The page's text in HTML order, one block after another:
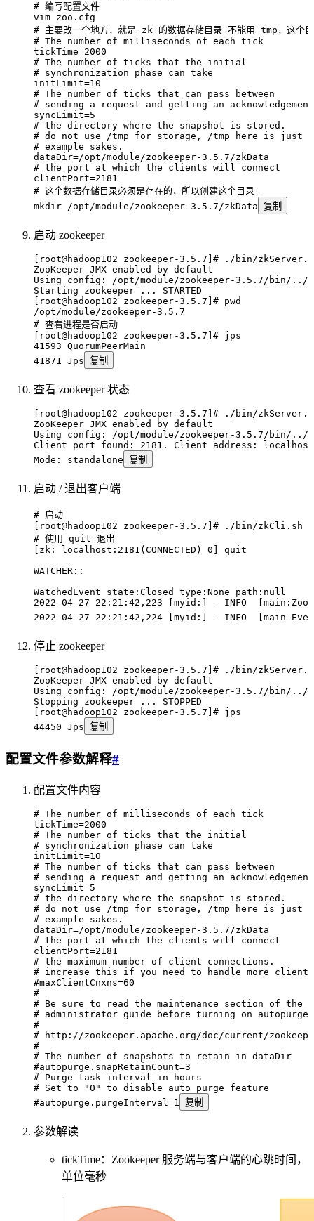
# 编写配置文件
vim zoo.cfg
# 主要改一个地方，就是 zk 的数据存储目录 不能用 tmp，这个目
# The number of milliseconds of each tick
tickTime=2000
# The number of ticks that the initial
# synchronization phase can take
initLimit=10
# The number of ticks that can pass between
# sending a request and getting an acknowledgement
syncLimit=5
# the directory where the snapshot is stored.
# do not use /tmp for storage, /tmp here is just
# example sakes.
dataDir=/opt/module/zookeeper-3.5.7/zkData
# the port at which the clients will connect
clientPort=2181
# 这个数据存储目录必须是存在的，所以创建这个目录
mkdir /opt/module/zookeeper-3.5.7/zkData 复制
启动 zookeeper
[root@hadoop102 zookeeper-3.5.7]# ./bin/
ZooKeeper JMX enabled by default
Using config:
/opt/module/zookeeper-3.5.7/bin/../
Starting zookeeper ...
STARTED
[root@hadoop102 zookeeper-3.5.7]# pwd
/opt/module/zookeeper-3.5.7
# 查看进程是否启动
[root@hadoop102 zookeeper-3.5.7]# jps
41593 QuorumPeerMain
41871 Jps 复制
查看 zookeeper 状态
[root@hadoop102 zookeeper-3.5.7]# ./bin/
ZooKeeper JMX enabled by default
Using config:
/opt/module/zookeeper-3.5.7/bin/../
Client port found: 2181. Client address:
Mode:
standalone 复制
启动 / 退出客户端
# 启动
[root@hadoop102 zookeeper-3.5.7]# ./bin/zkCli.sh
# 使用 quit 退出
[zk: localhost:2181( CONNECTED ) 0] quit
WATCHER::
WatchedEvent state:Closed type:None path:null
2022-04-27 22:21:42,223 [myid:] - INFO
2022-04-27 22:21:42,224 [myid:] - INFO  [main-
停止 zookeeper
[root@hadoop102 zookeeper-3.5.7]# ./bin/
ZooKeeper JMX enabled by default
Using config:
/opt/module/zookeeper-3.5.7/bin/../
Stopping zookeeper ...
STOPPED
[root@hadoop102 zookeeper-3.5.7]# jps
44450 Jps 复制
配置文件参数解释#
配置文件内容
# The number of milliseconds of each tick
tickTime=2000
# The number of ticks that the initial
# synchronization phase can take
initLimit=10
# The number of ticks that can pass between
# sending a request and getting an acknowledgement
syncLimit=5
# the directory where the snapshot is stored.
# do not use /tmp for storage, /tmp here is just
# example sakes.
dataDir=/opt/module/zookeeper-3.5.7/zkData
# the port at which the clients will connect
clientPort=2181
# the maximum number of client connections.
# increase this if you need to handle more clients
#maxClientCnxns=60
#
# Be sure to read the maintenance section of the
# administrator guide before turning on autopurge.
#
# http://zookeeper.apache.org/doc/current/
#
# The number of snapshots to retain in dataDir
#autopurge.snapRetainCount=3
# Purge task interval in hours
# Set to "0" to disable auto purge feature
#autopurge.purgeInterval=1
复制
参数解读
tickTime：Zookeeper 服务端与客户端的心跳时间，
单位毫秒